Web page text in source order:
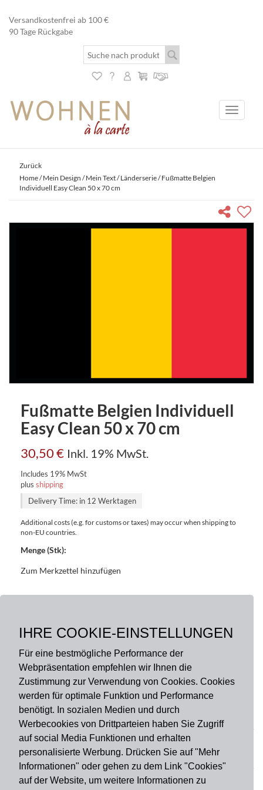
IHRE COOKIE-EINSTELLUNGEN
Für eine bestmögliche Performance der
Webpräsentation empfehlen wir Ihnen die
Zustimmung zur Verwendung von Cookies. Cookies
werden für optimale Funktion und Performance
benötigt. In sozialen Medien und durch
Werbecookies von Drittparteien haben Sie Zugriff
auf social Media Funktionen und erhalten
personalisierte Werbung. Drücken Sie auf "Mehr
Informationen" oder gehen zu dem Link "Cookies"
auf der Website, um weitere Informationen zu
Versandkostenfrei ab 100 €
90 Tage Rückgabe
Toggle
Zurück
Home/Mein Design / Mein Text/Länderserie/ Fußmatte Belgien
Individuell Easy Clean 50 x 70 cm
Fußmatte Belgien Individuell
Easy Clean 50 x 70 cm
30,50€ Inkl. 19% MwSt.
Includes 19% MwSt
plus shipping
Delivery Time: in 12 Werktagen
Additional costs (e.g. for customs or taxes) may occur when shipping to
non-EU countries.
Menge (Stk):
Zum Merkzettel hinzufügen
BESCHREIBUNG
Zahlungsart
Versandart